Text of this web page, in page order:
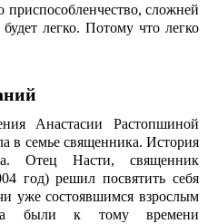
приспособленчество, сложней
легко. Потому что легко
Анастасии Растопшиной
в семье священника. История
Отец Насти, священник
год) решил посвятить себя
уже состоявшимся взрослым
были к тому времени